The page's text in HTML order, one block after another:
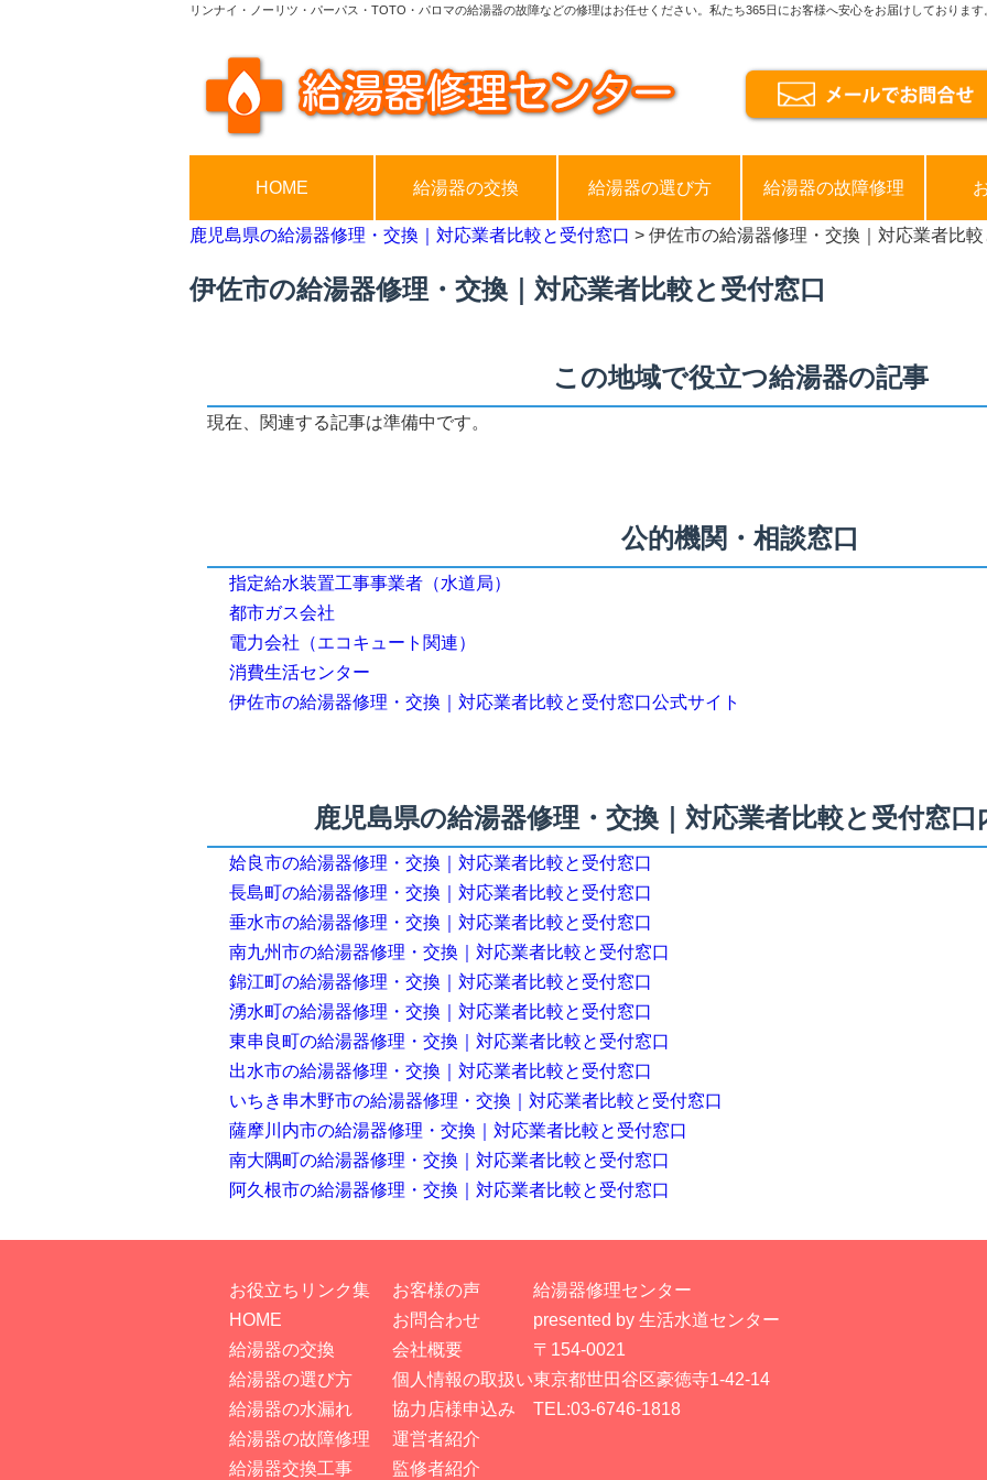
リンナイ・ノーリツ・パーパス・TOTO・パロマの給湯器の故障などの修理はお任せください。私たち365日にお客様へ安心をお届けしております
HOME 給湯器の交換 給湯器の選び方 給湯器の故障修理
鹿児島県の給湯器修理・交換｜対応業者比較と受付窓口 > 伊佐市の給湯器修理・交換｜対応業者比較
伊佐市の給湯器修理・交換｜対応業者比較と受付窓口
この地域で役立つ給湯器の記事
現在、関連する記事は準備中です。
公的機関・相談窓口
指定給水装置工事事業者（水道局）
都市ガス会社
電力会社（エコキュート関連）
消費生活センター
伊佐市の給湯器修理・交換｜対応業者比較と受付窓口公式サイト
鹿児島県の給湯器修理・交換｜対応業者比較と受付窓
姶良市の給湯器修理・交換｜対応業者比較と受付窓口
長島町の給湯器修理・交換｜対応業者比較と受付窓口
垂水市の給湯器修理・交換｜対応業者比較と受付窓口
南九州市の給湯器修理・交換｜対応業者比較と受付窓口
錦江町の給湯器修理・交換｜対応業者比較と受付窓口
湧水町の給湯器修理・交換｜対応業者比較と受付窓口
東串良町の給湯器修理・交換｜対応業者比較と受付窓口
出水市の給湯器修理・交換｜対応業者比較と受付窓口
いちき串木野市の給湯器修理・交換｜対応業者比較と受付窓口
薩摩川内市の給湯器修理・交換｜対応業者比較と受付窓口
南大隅町の給湯器修理・交換｜対応業者比較と受付窓口
阿久根市の給湯器修理・交換｜対応業者比較と受付窓口
お役立ちリンク集
HOME
給湯器の交換
給湯器の選び方
給湯器の水漏れ
給湯器の故障修理
給湯器交換工事
お客様の声
お問合わせ
会社概要
個人情報の取扱い
協力店様申込み
運営者紹介
監修者紹介
給湯器修理センター
presented by 生活水道センター
〒154-0021
東京都世田谷区豪徳寺1-42-14
TEL:03-6746-1818